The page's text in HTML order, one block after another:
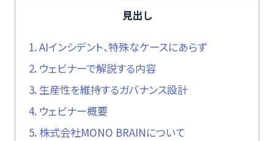
見出し
1. AIインシデント、特殊なケースにあらず
2. ウェビナーで解説する内容
3. 生産性を維持するガバナンス設計
4. ウェビナー概要
5. 株式会社MONO BRAINについて